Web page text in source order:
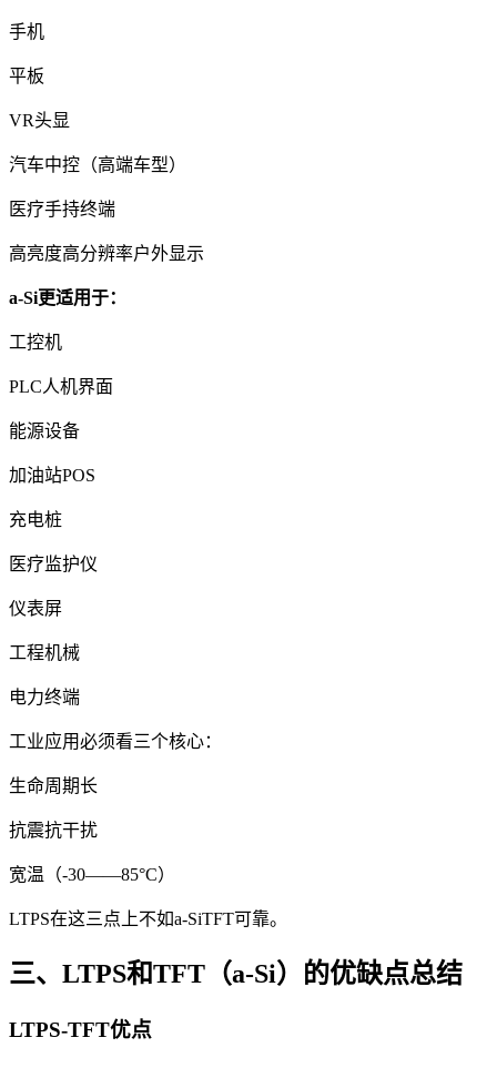
手机
平板
VR头显
汽车中控（高端车型）
医疗手持终端
高亮度高分辨率户外显示
a-Si更适用于：
工控机
PLC人机界面
能源设备
加油站POS
充电桩
医疗监护仪
仪表屏
工程机械
电力终端
工业应用必须看三个核心：
生命周期长
抗震抗干扰
宽温（-30——85°C）
LTPS在这三点上不如a-SiTFT可靠。
三、LTPS和TFT（a-Si）的优缺点总结
LTPS-TFT优点